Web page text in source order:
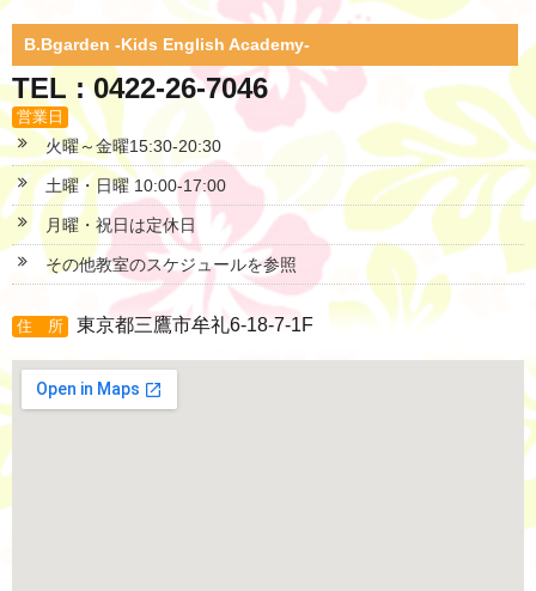
B.Bgarden -Kids English Academy-
TEL : 0422-26-7046
営業日
火曜～金曜15:30-20:30
土曜・日曜 10:00-17:00
月曜・祝日は定休日
その他教室のスケジュールを参照
住 所 東京都三鷹市牟礼6-18-7-1F